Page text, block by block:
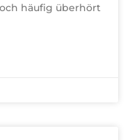
häufig überhört